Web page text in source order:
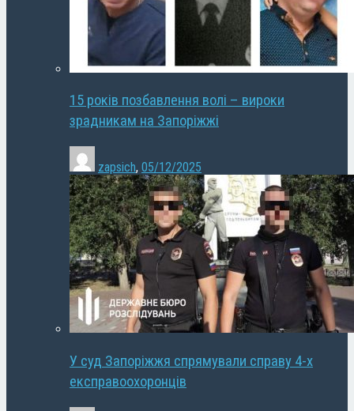
15 років позбавлення волі – вироки
зрадникам на Запоріжжі
zapsich, 05/12/2025
У суд Запоріжжя спрямували справу 4-х
експравоохоронців